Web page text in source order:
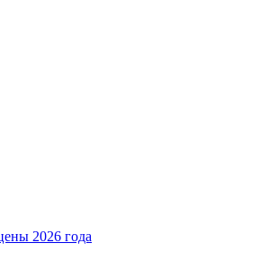
2026 года